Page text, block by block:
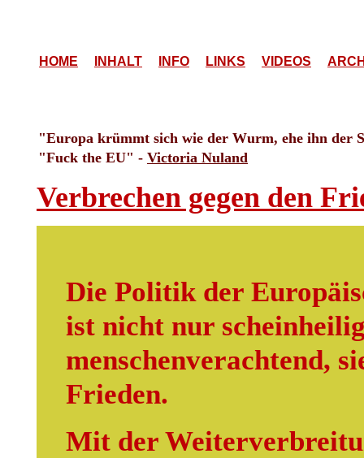
HOME INHALT INFO LINKS VIDEOS
"Europa krümmt sich wie der Wurm, ehe ihn
"Fuck the EU" - Victoria Nuland
Verbrechen gegen den
Die Politik der
ist nicht nur
menschenverachtend,
Frieden.
Mit der